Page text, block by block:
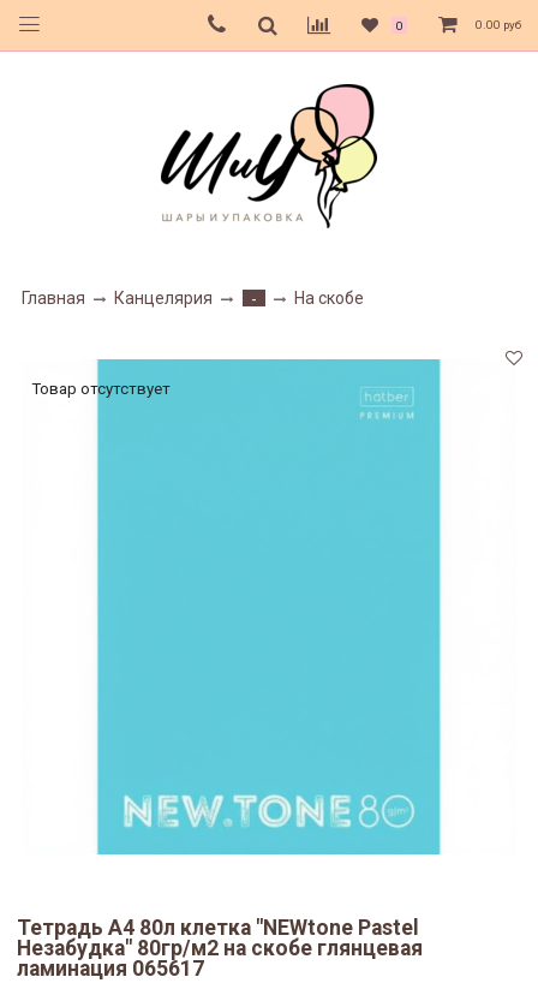
0 0.00 руб
Главная Канцелярия - На скобе
Товар отсутствует
Тетрадь А4 80л клетка "NEWtone Pastel
Незабудка" 80гр/м2 на скобе глянцевая
ламинация 065617